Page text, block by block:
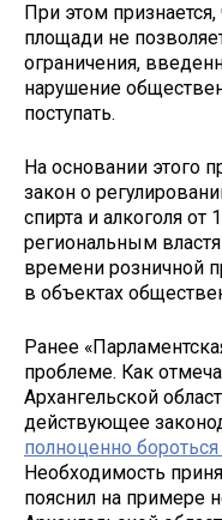
При этом
площади не
ограничения,
нарушение
поступать.
На основании этого
закон о
спирта и алкоголя от
региональным
времени розничной
в объектах
Ранее
проблеме. Как
Архангельской
действующее
полноценно
Необходимость
пояснил на примере